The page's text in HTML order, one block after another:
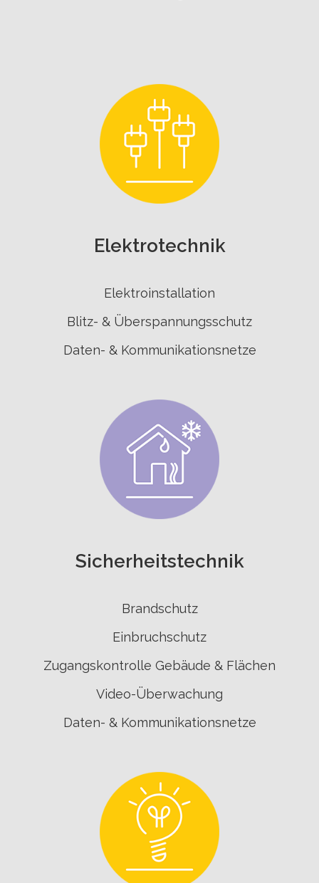
Elektrotechnik
Elektroinstallation
Blitz- & Überspannungsschutz
Daten- & Kommunikationsnetze
Sicherheits­technik
Brandschutz
Einbruchschutz
Zugangskontrolle Gebäude & Flächen
Video-Überwachung
Daten- & Kommunikationsnetze